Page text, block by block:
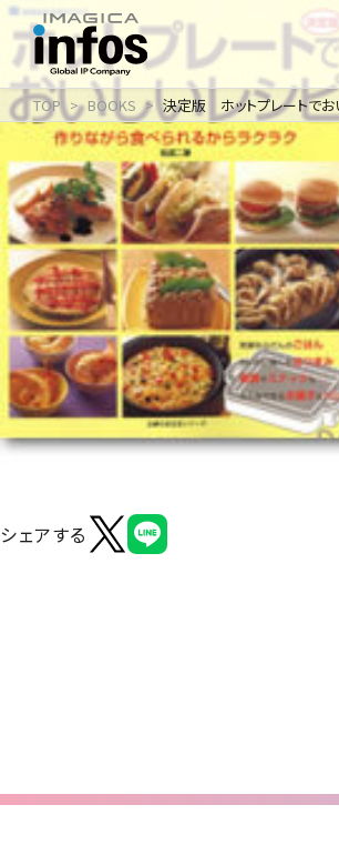
IP / MEDIA
事業紹介
COMPANY
会社情報
沿
RECRUIT
採用情報
新卒採用
TOP BOOKS 決定版 ホットプレートでお
シェアする